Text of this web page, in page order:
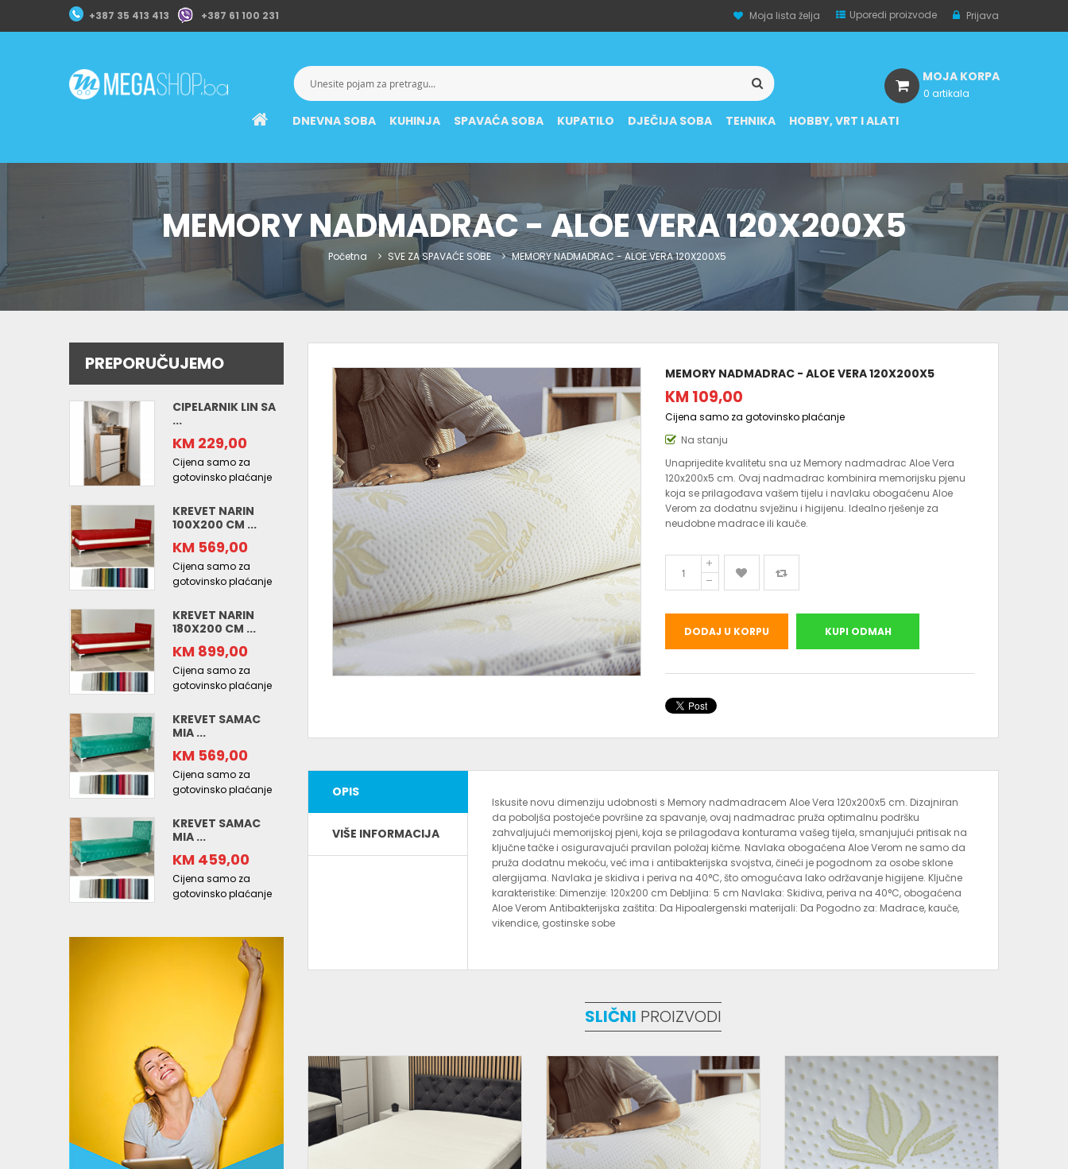
+387 35 413 413 +387 61 100 231 Moja lista želja Uporedi proizvode Prijava
DNEVNA SOBA KUHINJA SPAVAĆA SOBA KUPATILO DJEČIJA SOBA TEHNIKA HOBBY, VRT I ALATI
MOJA KORPA
0 artikala
MEMORY NADMADRAC - ALOE VERA 120X200X5
Početna SVE ZA SPAVAĆE SOBE MEMORY NADMADRAC - ALOE VERA 120X200X5
MEMORY NADMADRAC - ALOE VERA 120X200X5
KM 109,00
Cijena samo za gotovinsko plaćanje
Na stanju
Unaprijedite kvalitetu sna uz Memory nadmadrac Aloe Vera
120x200x5 cm. Ovaj nadmadrac kombinira memorijsku pjenu
koja se prilagođava vašem tijelu i navlaku obogaćenu Aloe
Verom za dodatnu svježinu i higijenu. Idealno rješenje za
neudobne madrace ili kauče.
DODAJ U KORPU KUPI ODMAH
OPIS
VIŠE INFORMACIJA
Iskusite novu dimenziju udobnosti s Memory nadmadracem Aloe Vera 120x200x5 cm. Dizajniran
da poboljša postojeće površine za spavanje, ovaj nadmadrac pruža optimalnu podršku
zahvaljujući memorijskoj pjeni, koja se prilagođava konturama vašeg tijela, smanjujući pritisak na
ključne tačke i osiguravajući pravilan položaj kičme. Navlaka obogaćena Aloe Verom ne samo da
pruža dodatnu mekoću, već ima i antibakterijska svojstva, čineći je pogodnom za osobe sklone
alergijama. Navlaka je skidiva i periva na 40°C, što omogućava lako održavanje higijene. Ključne
karakteristike: Dimenzije: 120x200 cm Debljina: 5 cm Navlaka: Skidiva, periva na 40°C, obogaćena
Aloe Verom Antibakterijska zaštita: Da Hipoalergenski materijali: Da Pogodno za: Madrace, kauče,
vikendice, gostinske sobe
SLIČNI PROIZVODI
PREPORUČUJEMO
CIPELARNIK LIN SA
...
KM 229,00
Cijena samo za
gotovinsko plaćanje
KREVET NARIN
100X200 CM ...
KM 569,00
Cijena samo za
gotovinsko plaćanje
KREVET NARIN
180X200 CM ...
KM 899,00
Cijena samo za
gotovinsko plaćanje
KREVET SAMAC
MIA ...
KM 569,00
Cijena samo za
gotovinsko plaćanje
KREVET SAMAC
MIA ...
KM 459,00
Cijena samo za
gotovinsko plaćanje